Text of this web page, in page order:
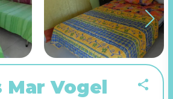
Mar Vogel